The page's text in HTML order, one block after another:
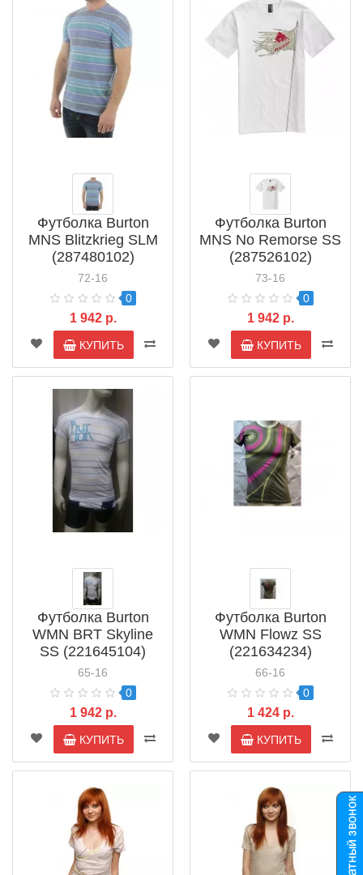
Футболка Burton
MNS Blitzkrieg SLM
(287480102)
72-16
0
1 942 р.
КУПИТЬ
Футболка Burton
MNS No Remorse SS
(287526102)
73-16
0
1 942 р.
КУПИТЬ
Футболка Burton
WMN BRT Skyline
SS (221645104)
65-16
0
1 942 р.
КУПИТЬ
Футболка Burton
WMN Flowz SS
(221634234)
66-16
0
1 424 р.
КУПИТЬ